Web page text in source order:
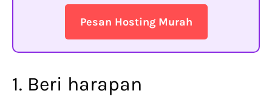
Pesan Hosting Murah
1. Beri harapan